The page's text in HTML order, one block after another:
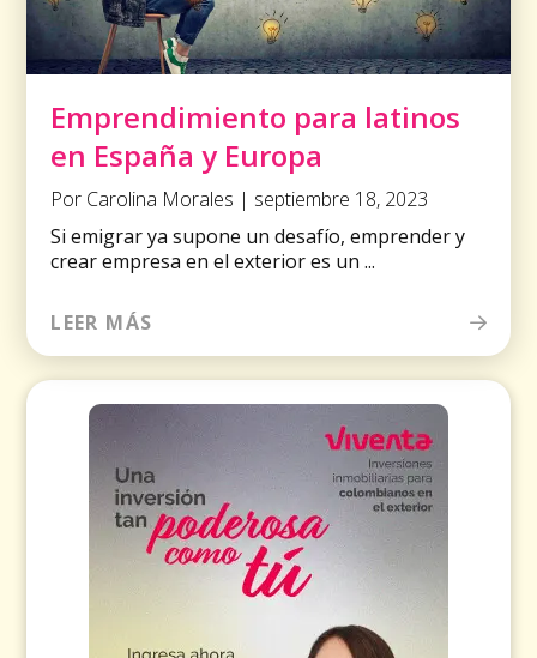
Emprendimiento para latinos
en España y Europa
Por Carolina Morales | septiembre 18, 2023
Si emigrar ya supone un desafío, emprender y
crear empresa en el exterior es un ...
LEER MÁS